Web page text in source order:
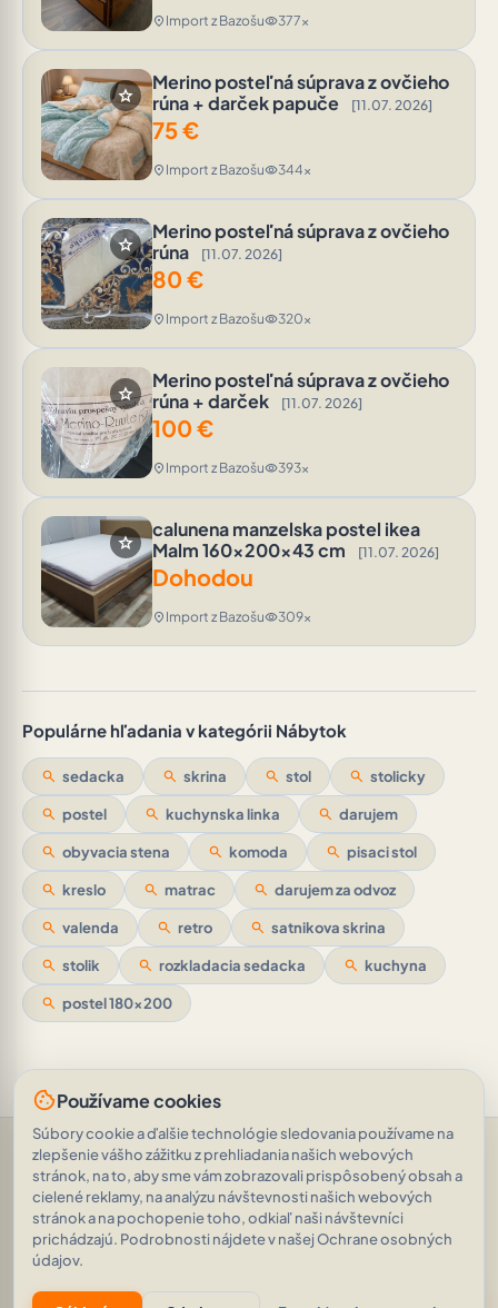
location_on Import z Bazošuvisibility377x
star
Merino posteľná súprava z ovčieho
rúna + darček papuče
[11.07. 2026]
75€
location_on Import z Bazošuvisibility344x
star
Merino posteľná súprava z ovčieho
rúna
[11.07. 2026]
80 €
location_on Import z Bazošuvisibility320x
star
Merino posteľná súprava z ovčieho
rúna + darček
[11.07. 2026]
100 €
location_on Import z Bazošuvisibility393x
star
calunena manzelska postel ikea
Malm 160x200x43 cm
[11.07. 2026]
Dohodou
location_on Import z Bazošuvisibility309x
Populárne hľadania v kategórii Nábytok
search sedacka search skrina search stol search stolicky
search postel search kuchynska linka search darujem
search obyvacia stena search komoda search pisaci stol
search kreslo search matrac search darujem za odvoz
search valenda search retro search satnikova skrina
search stolik search rozkladacia sedacka search kuchyna
search postel 180x200
Pomoc a podpora•Otázky•Hodnotenia•Opýtajte sa AI
Podmienky používania•Ochrana osobných údajov•
RSS Feed
© 2026AVEINO | history_edu „Kocky sú hodené.“ Alea iacta est.
(Gaius Julius Caesar)
|
1.8.2
eco
cookiePoužívame cookies
Súbory cookie a ďalšie technológie sledovania používame na
zlepšenie vášho zážitku z prehliadania našich webových
stránok, na to, aby sme vám zobrazovali prispôsobený obsah a
cielené reklamy, na analýzu návštevnosti našich webových
stránok a na pochopenie toho, odkiaľ naši návštevníci
prichádzajú. Podrobnosti nájdete v našej Ochrane osobných
údajov.